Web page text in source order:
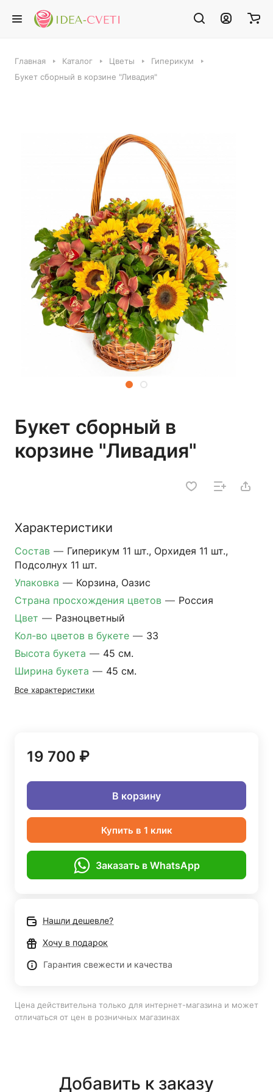
Главная Каталог Цветы
Гиперикум
Букет сборный в корзине "Ливадия"
Букет сборный в
корзине "Ливадия"
Характеристики
Состав — Гиперикум 11 шт., Орхидея 11 шт.,
Подсолнух 11 шт.
Упаковка — Корзина, Оазис
Страна просхождения цветов — Россия
Цвет — Разноцветный
Кол-во цветов в букете — 33
Высота букета — 45 см.
Ширина букета — 45 см.
Все характеристики
19 700 ₽
В корзину
Купить в 1 клик
Заказать в WhatsApp
Нашли дешевле?
Хочу в подарок
Гарантия свежести и качества
Цена действительна только для интернет-магазина и может
отличаться от цен в розничных магазинах
Добавить к заказу